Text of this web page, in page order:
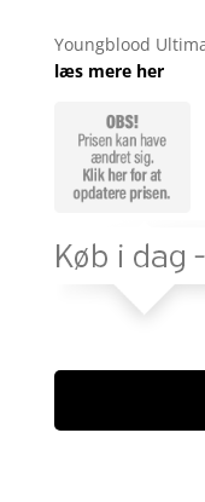
ud af 5
baseret
mmelser
Youngblood
læs mere her